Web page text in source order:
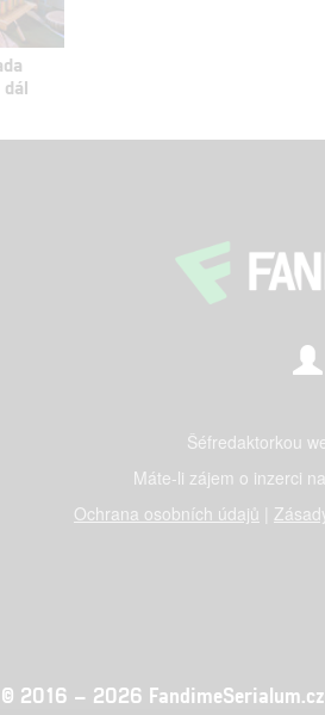
Šéfredaktorkou
Máte-li zájem o inzerci
Ochrana osobních údajů
© 2016 – 2026